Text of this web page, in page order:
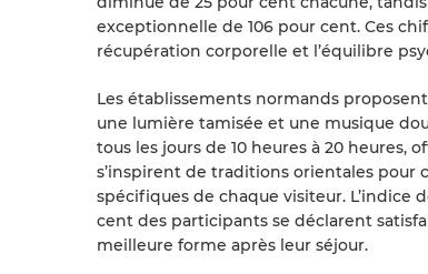
exceptionnelle de 106 pour cent. Ces
récupération corporelle et l’équilibre
Les établissements normands
une lumière tamisée et une musique
tous les jours de 10 heures à 20 heures,
s’inspirent de traditions orientales pour
spécifiques de chaque visiteur. L’indice
cent des participants se déclarent
meilleure forme après leur séjour.